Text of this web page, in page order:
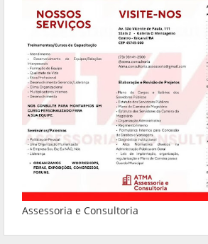
Assessoria e Consultoria